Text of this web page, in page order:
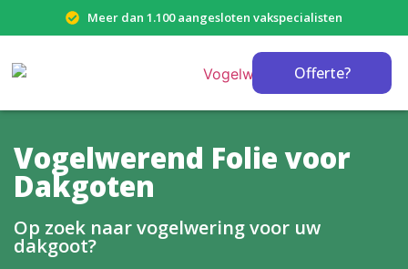
Meer dan 1.100 aangesloten vakspecialisten
Offerte?
Vogelwerend Folie voor
Dakgoten
Op zoek naar vogelwering voor uw
dakgoot?